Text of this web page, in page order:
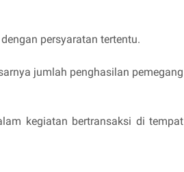
persyaratan tertentu.
jumlah penghasilan pemegang
kegiatan bertransaksi di tempat